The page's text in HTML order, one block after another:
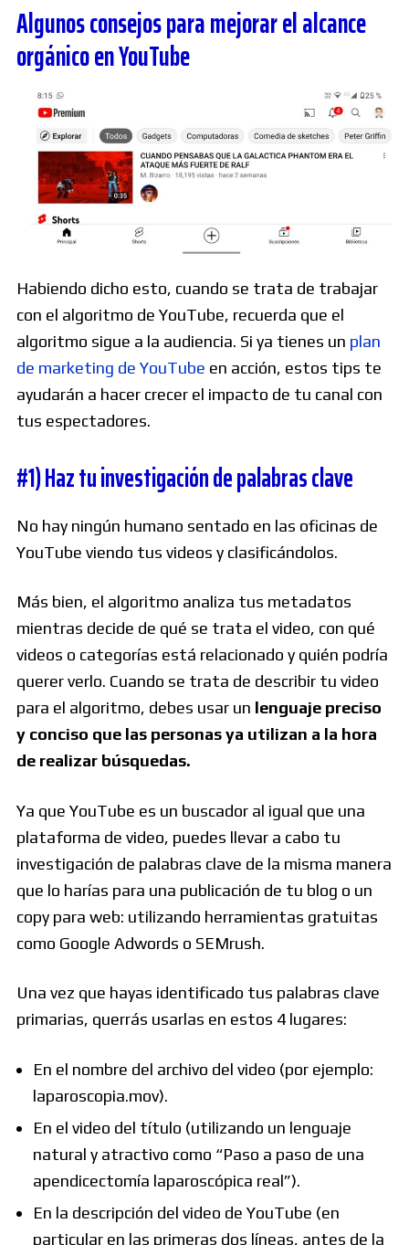
Algunos consejos para mejorar el alcance
orgánico en YouTube
Habiendo dicho esto, cuando se trata de trabajar
con el algoritmo de YouTube, recuerda que el
algoritmo sigue a la audiencia. Si ya tienes un plan
de marketing de YouTube en acción, estos tips te
ayudarán a hacer crecer el impacto de tu canal con
tus espectadores.
#1) Haz tu investigación de palabras clave
No hay ningún humano sentado en las oficinas de
YouTube viendo tus videos y clasificándolos.
Más bien, el algoritmo analiza tus metadatos
mientras decide de qué se trata el video, con qué
videos o categorías está relacionado y quién podría
querer verlo. Cuando se trata de describir tu video
para el algoritmo, debes usar un lenguaje preciso
y conciso que las personas ya utilizan a la hora
de realizar búsquedas.
Ya que YouTube es un buscador al igual que una
plataforma de video, puedes llevar a cabo tu
investigación de palabras clave de la misma manera
que lo harías para una publicación de tu blog o un
copy para web: utilizando herramientas gratuitas
como Google Adwords o SEMrush.
Una vez que hayas identificado tus palabras clave
primarias, querrás usarlas en estos 4 lugares:
En el nombre del archivo del video (por ejemplo:
laparoscopia.mov).
En el video del título (utilizando un lenguaje
natural y atractivo como “Paso a paso de una
apendicectomía laparoscópica real”).
En la descripción del video de YouTube (en
particular en las primeras dos líneas, antes de la